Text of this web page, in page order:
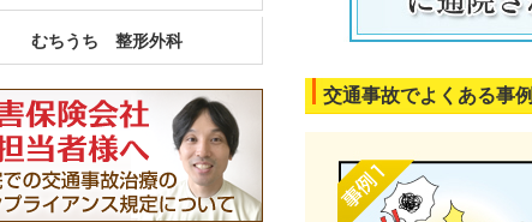
交通事故でよくある事例
むちうち 整形外科